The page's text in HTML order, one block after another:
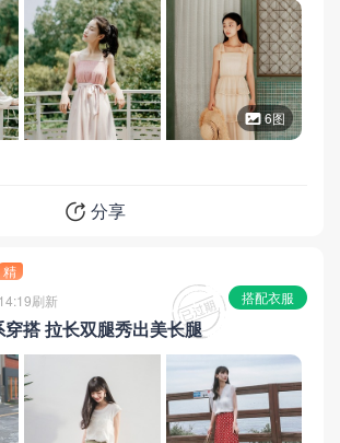
6图
分享
搭配衣服
精
刷新
搭 拉长双腿秀出美长腿